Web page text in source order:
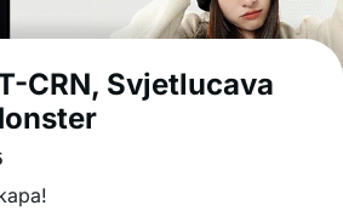
CRN, Svjetlucava